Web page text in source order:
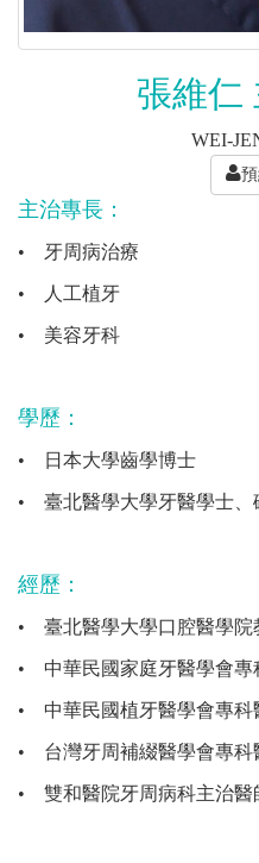
張維仁
WEI-
主治專長：
• 牙周病治療
• 人工植牙
• 美容牙科
學歷：
• 日本大學齒學博士
• 臺北醫學大學牙醫學士、
經歷：
• 臺北醫學大學口腔醫學院
• 中華民國家庭牙醫學會專
• 中華民國植牙醫學會專科
• 台灣牙周補綴醫學會專科
• 雙和醫院牙周病科主治醫